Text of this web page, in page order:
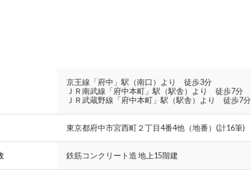
京王線「府中」駅（南口）より 徒歩3分
ＪＲ南武線「府中本町」駅（駅舎）より 徒歩7分
ＪＲ武蔵野線「府中本町」駅（駅舎）より 徒歩7分
東京都府中市宮西町２丁目4番4他（地番）(計16筆)
鉄筋コンクリート造 地上15階建